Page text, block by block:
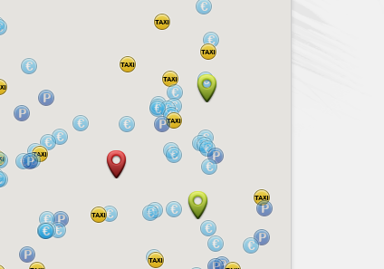
Restaurants, ...
Mode, ...
Plages, sports, ...
Services
Tourisme, ...